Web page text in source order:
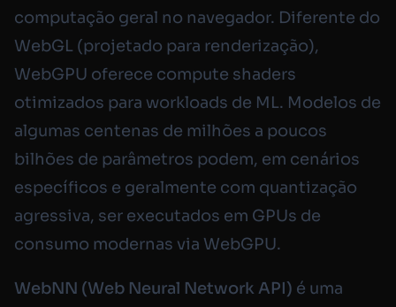
computação geral no navegador. Diferente do
WebGL (projetado para renderização),
WebGPU oferece compute shaders
otimizados para workloads de ML. Modelos de
algumas centenas de milhões a poucos
bilhões de parâmetros podem, em cenários
específicos e geralmente com quantização
agressiva, ser executados em GPUs de
consumo modernas via WebGPU.
WebNN (Web Neural Network API) é uma